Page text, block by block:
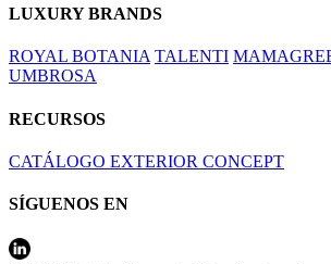
LUXURY BRANDS
ROYAL BOTANIA TALENTI
UMBROSA
RECURSOS
CATÁLOGO EXTERIOR CONCEPT
SÍGUENOS EN